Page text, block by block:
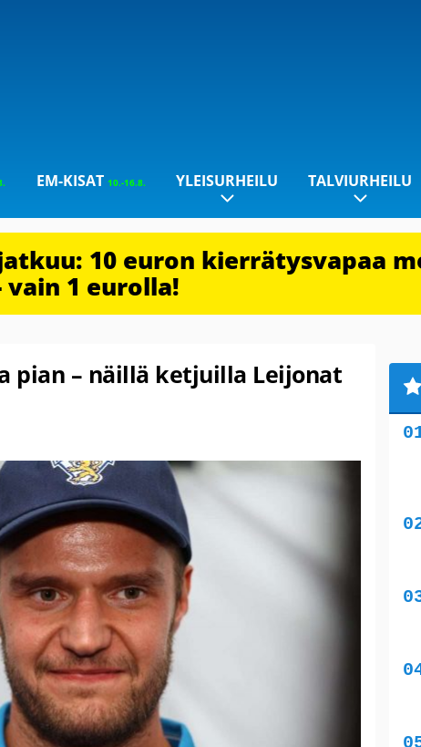
EM-KISAT 10.-16.8. YLEISURHEILU TALVIURHEILU
10 euron kierrätysvapaa
vain 1 eurolla!
pian – näillä ketjuilla Leijonat